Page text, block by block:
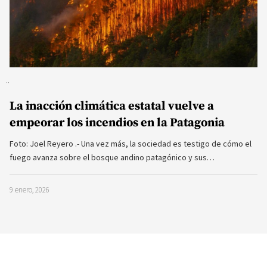
La inacción climática estatal vuelve a
empeorar los incendios en la Patagonia
Foto: Joel Reyero .- Una vez más, la sociedad es testigo de cómo el
fuego avanza sobre el bosque andino patagónico y sus…
9 enero, 2026